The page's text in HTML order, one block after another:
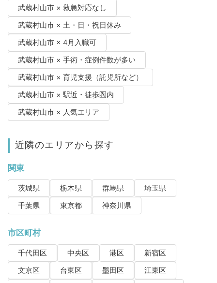
武蔵村山市 × 救急対応なし
武蔵村山市 × 土・日・祝日休み
武蔵村山市 × 4月入職可
武蔵村山市 × 手術・症例件数が多い
武蔵村山市 × 育児支援（託児所など）
武蔵村山市 × 駅近・徒歩圏内
武蔵村山市 × 人気エリア
近隣のエリアから探す
関東
茨城県 栃木県 群馬県
埼玉県
千葉県
東京都 神奈川県
市区町村
千代田区 中央区 港区
新宿区
文京区
台東区 墨田区
江東区